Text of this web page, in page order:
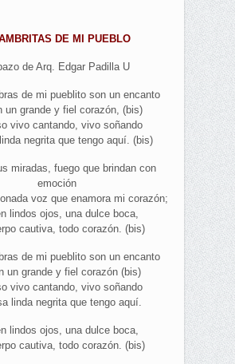
DE MI PUEBLO
de Arq. Edgar Padilla U
de mi pueblito son un encanto
un grande y fiel corazón, (bis)
vivo cantando, vivo soñando
negrita que tengo aquí. (bis)
miradas, fuego que brindan con
emoción
voz que enamora mi corazón;
lindos ojos, una dulce boca,
cautiva, todo corazón. (bis)
de mi pueblito son un encanto
un grande y fiel corazón (bis)
vivo cantando, vivo soñando
linda negrita que tengo aquí.
lindos ojos, una dulce boca,
cautiva, todo corazón. (bis)